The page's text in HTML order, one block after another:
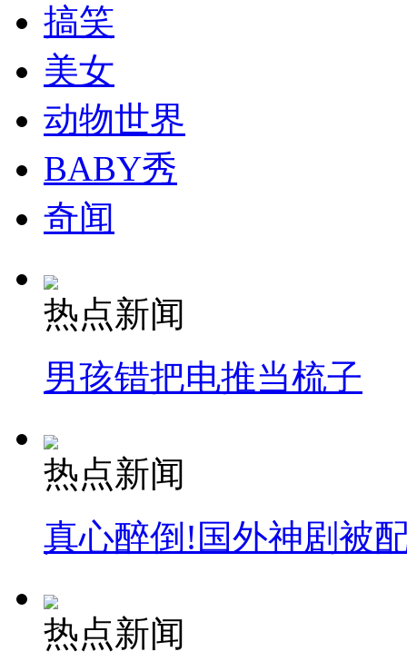
消防员救轻生者
司机酒驾遇交警 急速倒车逃窜
搞笑
美女
动物世界
BABY秀
奇闻
热点新闻
男孩错把电推当梳子
热点新闻
真心醉倒!国外神剧被
热点新闻